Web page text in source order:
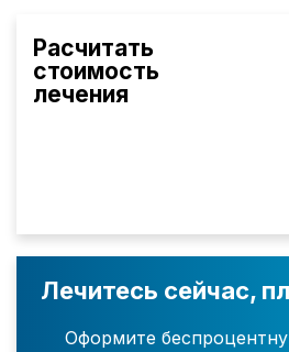
Расчитать
стоимость
лечения
Лечитесь сейчас,
Оформите